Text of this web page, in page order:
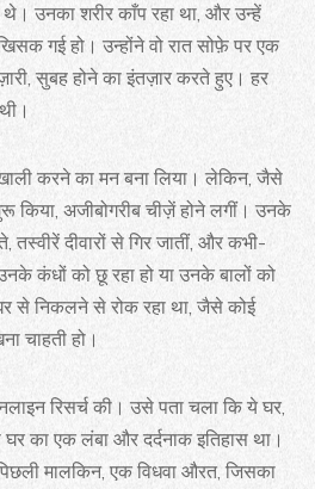
थे। उनका शरीर काँप रहा था, और उन्हें
गई हो। उन्होंने वो रात सोफ़े पर एक
सुबह होने का इंतज़ार करते हुए। हर
करने का मन बना लिया। लेकिन, जैसे
किया, अजीबोगरीब चीज़ें होने लगीं। उनके
दीवारों से गिर जातीं, और कभी-
कंधों को छू रहा हो या उनके बालों को
से निकलने से रोक रहा था, जैसे कोई
चाहती हो।
रिसर्च की। उसे पता चला कि ये घर,
का एक लंबा और दर्दनाक इतिहास था।
मालकिन, एक विधवा औरत, जिसका